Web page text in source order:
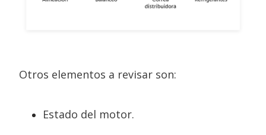
Otros elementos a revisar son:
Estado del motor.